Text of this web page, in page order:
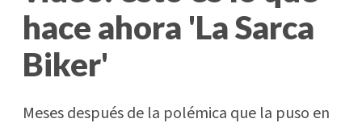
hace ahora 'La Sarca
Biker'
Meses después de la polémica que la puso en